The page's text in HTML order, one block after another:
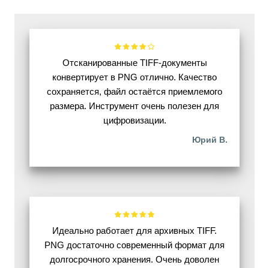
Отсканированные TIFF-документы
конвертирует в PNG отлично. Качество
сохраняется, файл остаётся приемлемого
размера. Инструмент очень полезен для
цифровизации.
Юрий В.
Идеально работает для архивных TIFF.
PNG достаточно современный формат для
долгосрочного хранения. Очень доволен